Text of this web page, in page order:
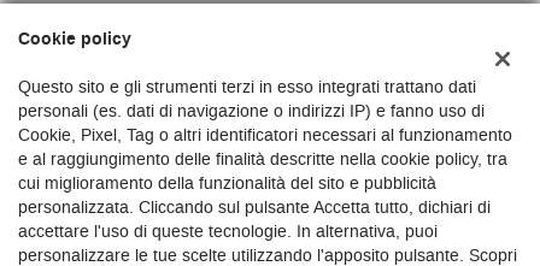
Dati fiscali:
Via Niccolò l'Alunno, 1500196 Roma RM
C.F/P.IVA: 16377001009
Registro delle imprese:RM
Cookie policy
Questo sito e gli strumenti terzi in esso integrati trattano dati
personali (es. dati di navigazione o indirizzi IP) e fanno uso di
Cookie, Pixel, Tag o altri identificatori necessari al funzionamento
e al raggiungimento delle finalità descritte nella cookie policy, tra
cui miglioramento della funzionalità del sito e pubblicità
personalizzata. Cliccando sul pulsante Accetta tutto, dichiari di
accettare l'uso di queste tecnologie. In alternativa, puoi
personalizzare le tue scelte utilizzando l'apposito pulsante. Scopri